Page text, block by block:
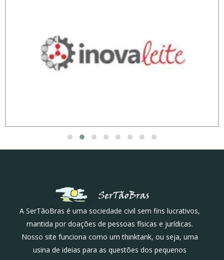
A SerTãoBras é uma sociedade civil sem fins lucrativos,
mantida por doações de pessoas físicas e jurídicas.
Nosso site funciona como um thinktank, ou seja, uma
usina de ideias para as questões dos pequenos